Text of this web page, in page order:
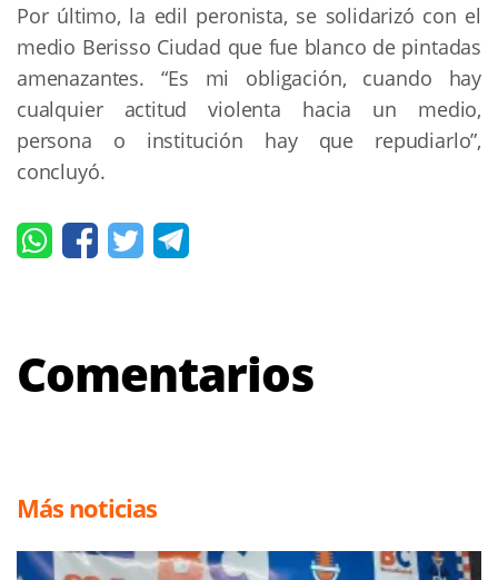
Por último, la edil peronista, se solidarizó con el
medio Berisso Ciudad que fue blanco de pintadas
amenazantes. “Es mi obligación, cuando hay
cualquier actitud violenta hacia un medio,
persona o institución hay que repudiarlo”,
concluyó.
Comentarios
Más noticias